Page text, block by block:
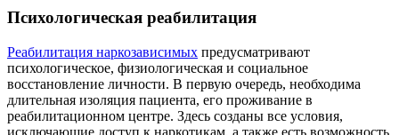
Психологическая реабилитация
Реабилитация наркозависимых предусматривают
психологическое, физиологическая и социальное
восстановление личности. В первую очередь, необходима
длительная изоляция пациента, его проживание в
реабилитационном центре. Здесь созданы все условия,
исключающие доступ к наркотикам, а также есть возможность